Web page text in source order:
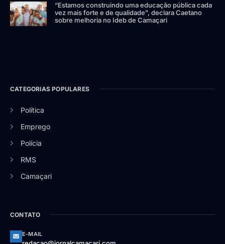
“Estamos construindo uma educação pública cada
vez mais forte e de qualidade”, declara Caetano
sobre melhoria no Ideb de Camaçari
CATEGORIAS POPULARES
Política
Emprego
Polícia
RMS
Camaçari
CONTATO
E-MAIL